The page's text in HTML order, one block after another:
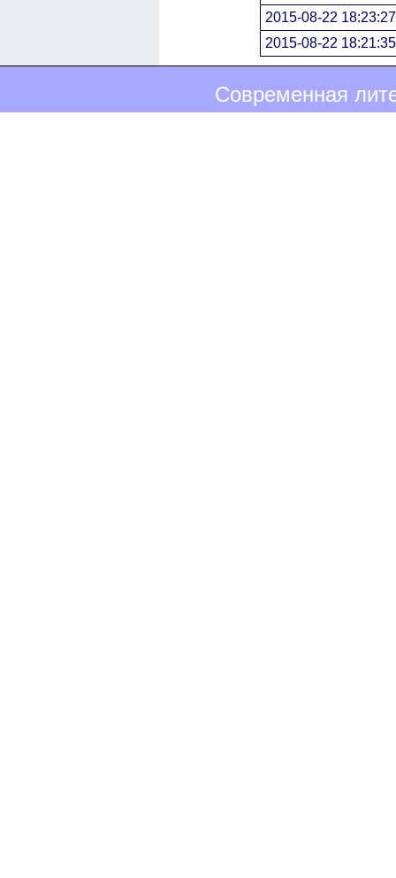
2015-08-22 18:23:27
2015-08-22 18:21:35
Современная